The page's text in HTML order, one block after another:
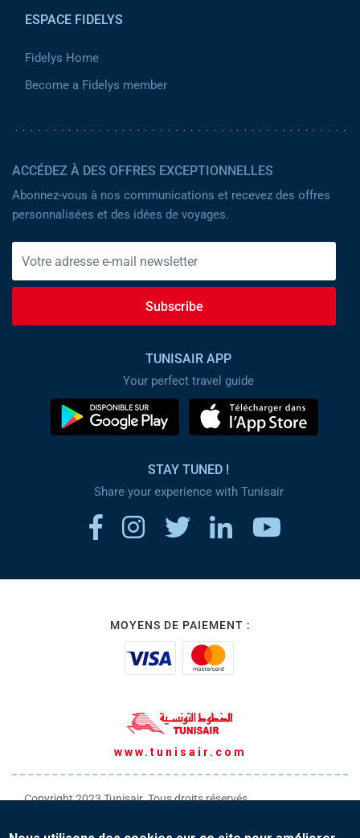
ESPACE FIDELYS
Fidelys Home
Become a Fidelys member
ACCÉDEZ À DES OFFRES EXCEPTIONNELLES
Abonnez-vous à nos communications et recevez des offres
personnalisées et des idées de voyages.
Subscribe
TUNISAIR APP
Your perfect travel guide
STAY TUNED !
Share your experience with Tunisair
MOYENS DE PAIEMENT :
www.tunisair.com
Copyright 2023 Tunisair. Tous droits réservés